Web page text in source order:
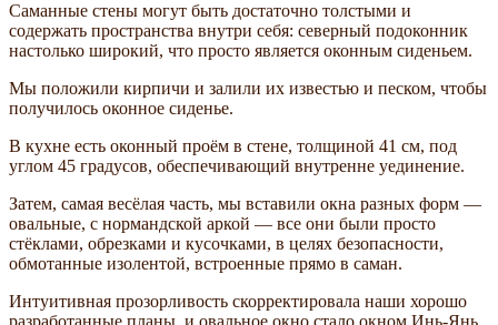
Саманные стены могут быть достаточно толстыми и
содержать пространства внутри себя: северный подоконник
настолько широкий, что просто является оконным сиденьем.
Мы положили кирпичи и залили их известью и песком, чтобы
получилось оконное сиденье.
В кухне есть оконный проём в стене, толщиной 41 см, под
углом 45 градусов, обеспечивающий внутренне уединение.
Затем, самая весёлая часть, мы вставили окна разных форм —
овальные, с нормандской аркой — все они были просто
стёклами, обрезками и кусочками, в целях безопасности,
обмотанные изолентой, встроенные прямо в саман.
Интуитивная прозорливость скорректировала наши хорошо